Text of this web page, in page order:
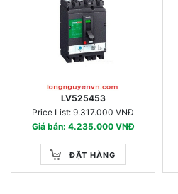
LV525453
Price List: 9.317.000 VNĐ
Giá bán: 4.235.000 VNĐ
ĐẶT HÀNG